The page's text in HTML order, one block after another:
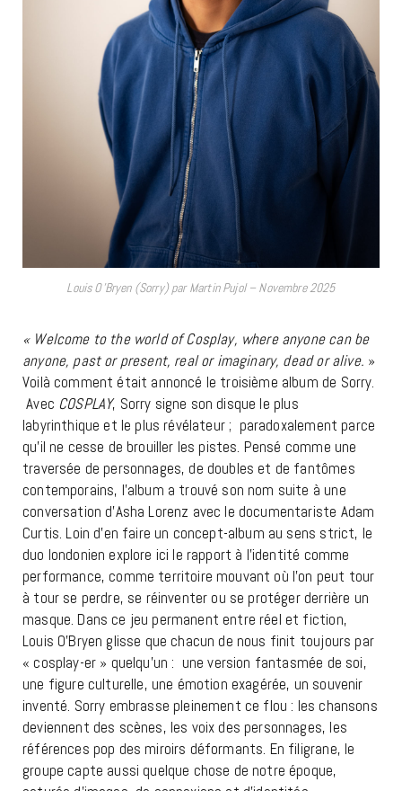
Louis O’Bryen (Sorry) par Martin Pujol – Novembre 2025
« Welcome to the world of Cosplay, where anyone can be
anyone, past or present, real or imaginary, dead or alive. »
Voilà comment était annoncé le troisième album de Sorry.
Avec COSPLAY, Sorry signe son disque le plus
labyrinthique et le plus révélateur ; paradoxalement parce
qu’il ne cesse de brouiller les pistes. Pensé comme une
traversée de personnages, de doubles et de fantômes
contemporains, l’album a trouvé son nom suite à une
conversation d’Asha Lorenz avec le documentariste Adam
Curtis. Loin d’en faire un concept-album au sens strict, le
duo londonien explore ici le rapport à l’identité comme
performance, comme territoire mouvant où l’on peut tour
à tour se perdre, se réinventer ou se protéger derrière un
masque. Dans ce jeu permanent entre réel et fiction,
Louis O’Bryen glisse que chacun de nous finit toujours par
« cosplay-er » quelqu’un : une version fantasmée de soi,
une figure culturelle, une émotion exagérée, un souvenir
inventé. Sorry embrasse pleinement ce flou : les chansons
deviennent des scènes, les voix des personnages, les
références pop des miroirs déformants. En filigrane, le
groupe capte aussi quelque chose de notre époque,